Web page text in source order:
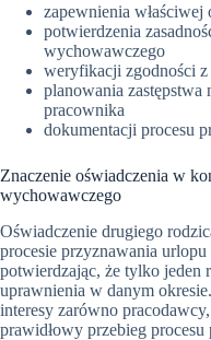
zapewnienia
potwierdzenia
wychowawczego
weryfikacji zgodności
planowania zastępstwa
pracownika
dokumentacji procesu
Znaczenie oświadczenia w
wychowawczego
Oświadczenie drugiego
procesie przyznawania
potwierdzając, że tylko jeden
uprawnienia w danym
interesy zarówno
prawidłowy przebieg